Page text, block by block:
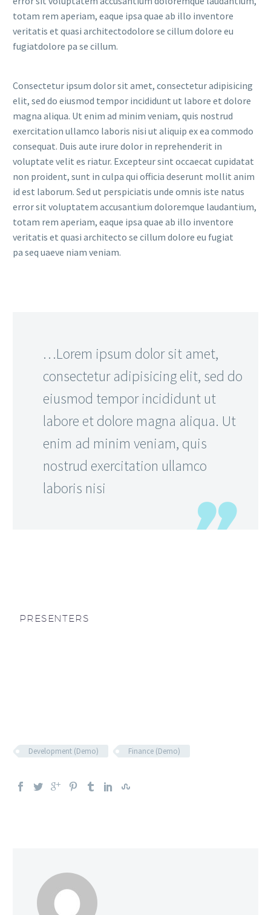
totam rem aperiam, eaque ipsa quae ab illo inventore
veritatis et quasi architectodolore se cillum dolore eu
fugiatdolore pa se cillum.
Consectetur ipsum dolor sit amet, consectetur adipisicing
elit, sed do eiusmod tempor incididunt ut labore et dolore
magna aliqua. Ut enim ad minim veniam, quis nostrud
exercitation ullamco laboris nisi ut aliquip ex ea commodo
consequat. Duis aute irure dolor in reprehenderit in
voluptate velit es riatur. Excepteur sint occaecat cupidatat
non proident, sunt in culpa qui officia deserunt mollit anim
id est laborum. Sed ut perspiciatis unde omnis iste natus
error sit voluptatem accusantium doloremque laudantium,
totam rem aperiam, eaque ipsa quae ab illo inventore
veritatis et quasi architecto se cillum dolore eu fugiat
pa seq uaeve niam veniam.
…Lorem ipsum dolor sit amet,
consectetur adipisicing elit, sed do
eiusmod tempor incididunt ut
labore et dolore magna aliqua. Ut
enim ad minim veniam, quis
nostrud exercitation ullamco
laboris nisi
PRESENTERS
Development (Demo) Finance (Demo)